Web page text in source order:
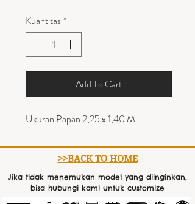
Kuantitas*
Add To Cart
Ukuran Papan 2,25 x 1,40 M
>>BACK TO HOME
Jika tidak menemukan model yang diinginkan,
bisa hubungi kami untuk customize